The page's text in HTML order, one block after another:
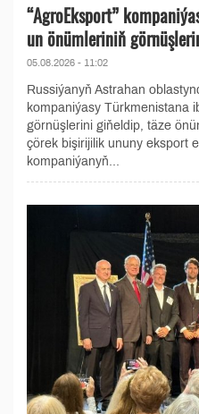
“AgroEksport”
un önümleriniň
05.08.2026 - 11:02
Russiýanyň Astrahan
kompaniýasy Türkmenistana
görnüşlerini giňeldip, täze
çörek bişirijilik ununy eksport
kompaniýanyň...